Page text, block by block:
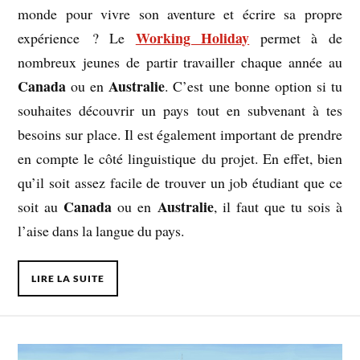
monde pour vivre son aventure et écrire sa propre
expérience ? Le Working Holiday permet à de
nombreux jeunes de partir travailler chaque année au
Canada ou enAustralie. C’est une bonne option si tu
souhaites découvrir un pays tout en subvenant à tes
besoins sur place. Il est également important de prendre
en compte le côté linguistique du projet. En effet, bien
qu’il soit assez facile de trouver un job étudiant que ce
soit au Canada ou en Australie, il faut que tu sois à
l’aise dans la langue du pays.
LIRE LA SUITE